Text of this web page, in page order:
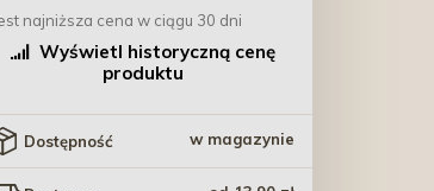
najniższa cena w ciągu 30 dni
Wyświetl historyczną cenę
produktu
Dostępność w magazynie